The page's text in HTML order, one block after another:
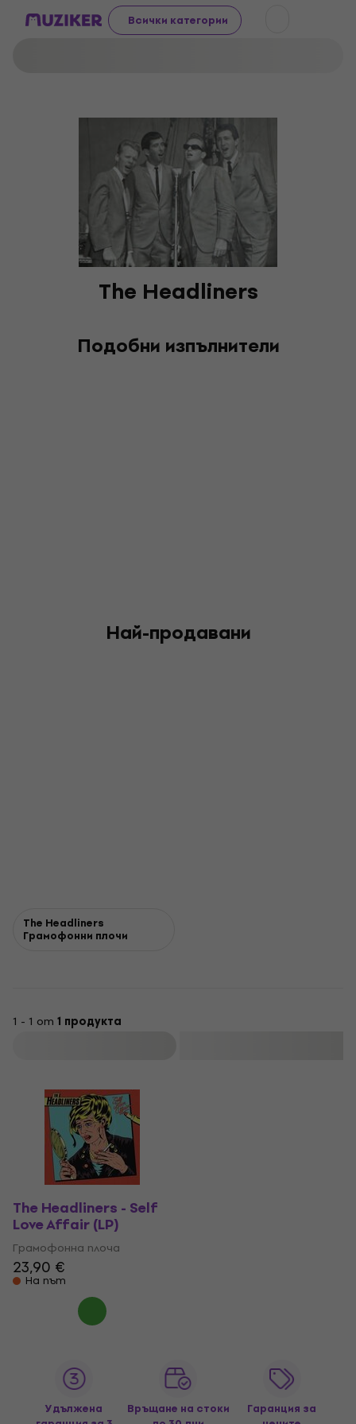
Всички категории
The Headliners
Подобни изпълнители
Най-продавани
The Headliners
Грамофонни плочи
1 - 1 от 1 продукта
The Headliners - Self
Love Affair (LP)
Грамофонна плоча
23,90 €
На път
Удължена
Връщане на стоки
Гаранция за